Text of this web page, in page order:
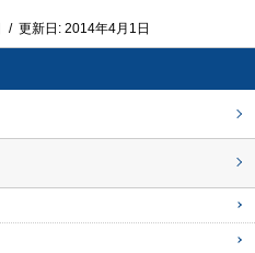
/ 更新日: 2014年4月1日